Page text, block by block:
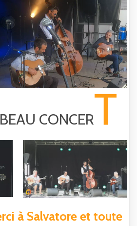
CONCERT
à Salvatore et toute